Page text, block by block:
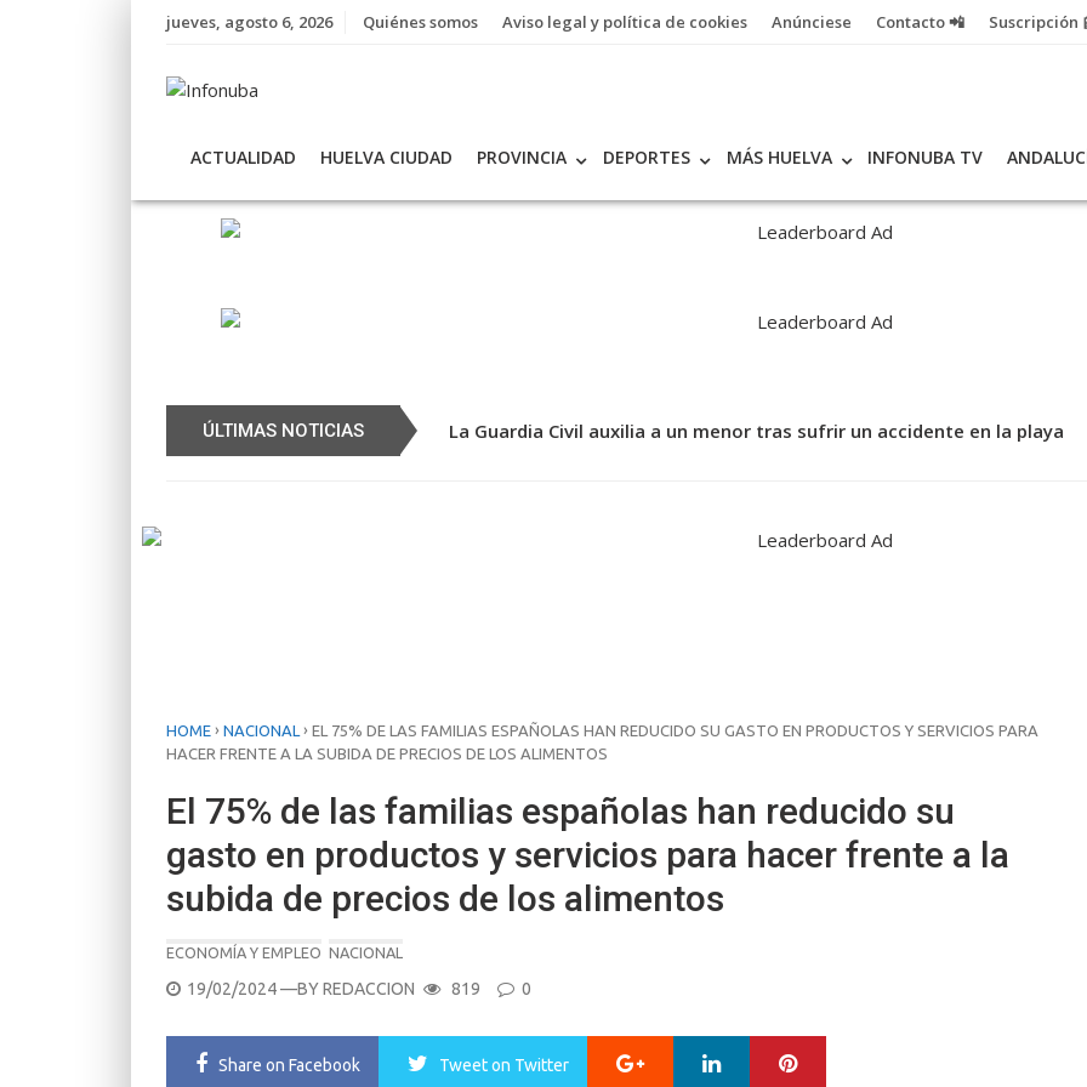
jueves, agosto 6, 2026 Quiénes somos Aviso legal y política de cookies Anúnciese Contacto 📲 Suscripción
ACTUALIDAD HUELVA CIUDAD PROVINCIA DEPORTES MÁS HUELVA INFONUBA TV
ÚLTIMAS NOTICIAS La Guardia Civil auxilia a un menor tras sufrir un accidente en la playa
HOME › NACIONAL › EL 75% DE LAS FAMILIAS ESPAÑOLAS HAN REDUCIDO SU GASTO EN PRODUCTOS Y SERVICIOS PARA
HACER FRENTE A LA SUBIDA DE PRECIOS DE LOS ALIMENTOS
El 75% de las familias españolas han reducido su
gasto en productos y servicios para hacer frente a la
subida de precios de los alimentos
ECONOMÍA Y EMPLEO NACIONAL
POSTED
19/02/2024—BYREDACCION 819 0
Share on Facebook Tweeton Twitter Google+ LinkedIn